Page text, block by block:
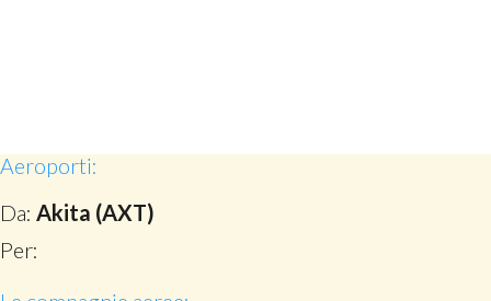
Aeroporti:
Da: Akita (AXT)
Per: